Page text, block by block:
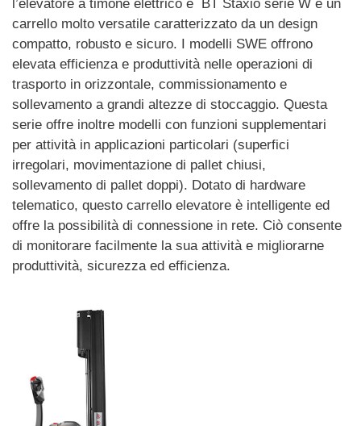
l’elevatore a timone elettrico e BT Staxio serie W è un
carrello molto versatile caratterizzato da un design
compatto, robusto e sicuro. I modelli SWE offrono
elevata efficienza e produttività nelle operazioni di
trasporto in orizzontale, commissionamento e
sollevamento a grandi altezze di stoccaggio. Questa
serie offre inoltre modelli con funzioni supplementari
per attività in applicazioni particolari (superfici
irregolari, movimentazione di pallet chiusi,
sollevamento di pallet doppi). Dotato di hardware
telematico, questo carrello elevatore è intelligente ed
offre la possibilità di connessione in rete. Ciò consente
di monitorare facilmente la sua attività e migliorarne
produttività, sicurezza ed efficienza.